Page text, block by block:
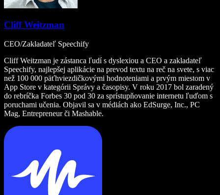
Cliff Weitzman
CEO/Zakladateľ Speechify
Cliff Weitzman je zástanca ľudí s dyslexiou a CEO a zakladateľ
Speechify, najlepšej aplikácie na prevod textu na reč na svete, s viac
než 100 000 päťhviezdičkovými hodnoteniami a prvým miestom v
App Store v kategórii Správy a časopisy. V roku 2017 bol zaradený
do rebríčka Forbes 30 pod 30 za sprístupňovanie internetu ľuďom s
poruchami učenia. Objavil sa v médiách ako EdSurge, Inc., PC
Mag, Entrepreneur či Mashable.